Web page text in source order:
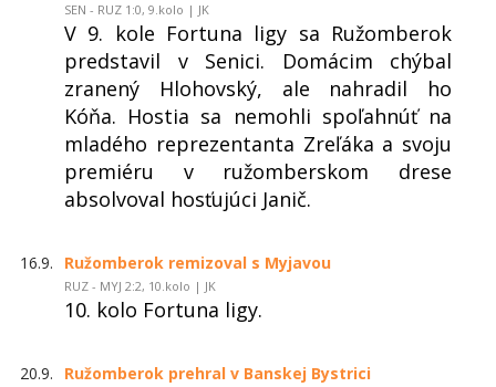
SEN - RUZ 1:0, 9.kolo | JK
V 9. kole Fortuna ligy sa Ružomberok
predstavil v Senici. Domácim chýbal
zranený Hlohovský, ale nahradil ho
Kóňa. Hostia sa nemohli spoľahnúť na
mladého reprezentanta Zreľáka a svoju
premiéru v ružomberskom drese
absolvoval hosťujúci Janič.
16.9. Ružomberok remizoval s Myjavou
RUZ - MYJ 2:2, 10.kolo | JK
10. kolo Fortuna ligy.
20.9. Ružomberok prehral v Banskej Bystrici